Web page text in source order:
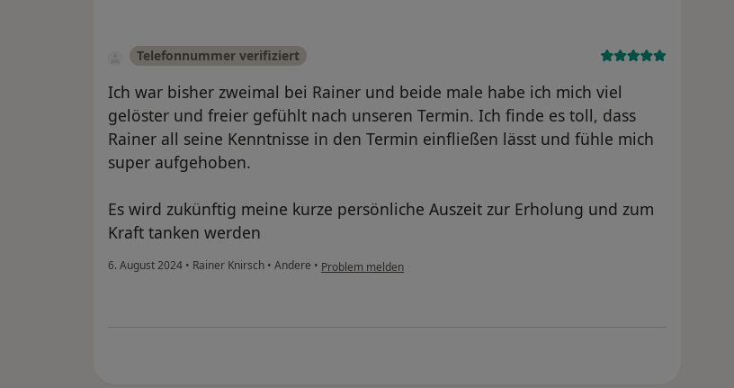
Telefonnummer verifiziert
Ich war bisher zweimal bei Rainer und beide male habe ich mich viel
gelöster und freier gefühlt nach unseren Termin. Ich finde es toll, dass
Rainer all seine Kenntnisse in den Termin einfließen lässt und fühle mich
super aufgehoben.
Es wird zukünftig meine kurze persönliche Auszeit zur Erholung und zum
Kraft tanken werden
6. August 2024 • Rainer Knirsch • Andere • Problem melden